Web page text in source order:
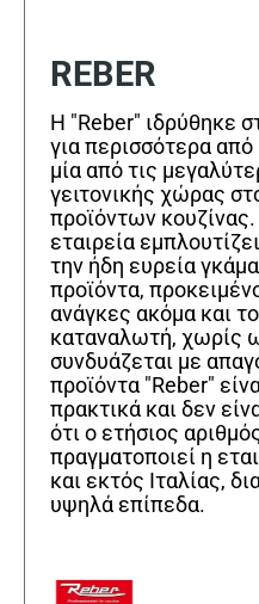
REBER
Η "Reber" ιδρύθηκε
για περισσότερα
μία από τις
γειτονικής χώρας
προϊόντων
εταιρεία
την ήδη ευρεία
προϊόντα,
ανάγκες ακόμα και
καταναλωτή, χωρίς
συνδυάζεται με
προϊόντα "Reber"
πρακτικά και δεν
ότι ο ετήσιος
πραγματοποιεί η
και εκτός Ιταλίας,
υψηλά επίπεδα.